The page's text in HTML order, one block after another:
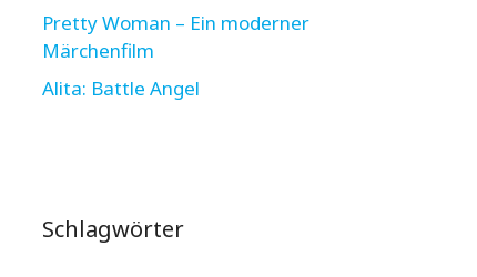
Pretty Woman – Ein moderner
Märchenfilm
Alita: Battle Angel
Schlagwörter